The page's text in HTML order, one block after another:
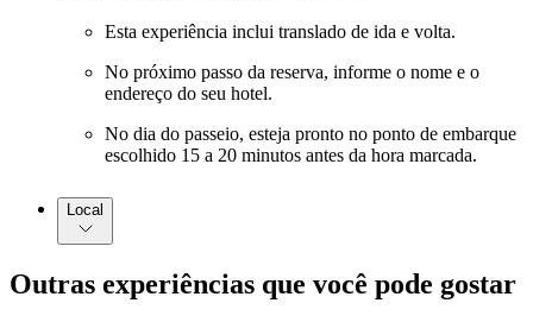
Esta experiência inclui translado de ida e volta.
No próximo passo da reserva, informe o nome e o
endereço do seu hotel.
No dia do passeio, esteja pronto no ponto de embarque
escolhido 15 a 20 minutos antes da hora marcada.
Local
Outras experiências que você pode gostar